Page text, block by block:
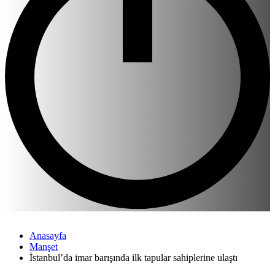
Anasayfa
Manşet
İstanbul’da imar barışında ilk tapular sahiplerine ulaştı